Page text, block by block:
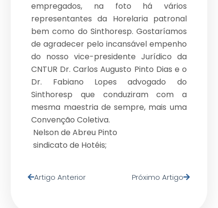
empregados, na foto há vários
representantes da Horelaria patronal
bem como do Sinthoresp. Gostaríamos
de agradecer pelo incansável empenho
do nosso vice-presidente Jurídico da
CNTUR Dr. Carlos Augusto Pinto Dias e o
Dr. Fabiano Lopes advogado do
Sinthoresp que conduziram com a
mesma maestria de sempre, mais uma
Convenção Coletiva.
Nelson de Abreu Pinto
sindicato de Hotéis;
Artigo Anterior Próximo Artigo